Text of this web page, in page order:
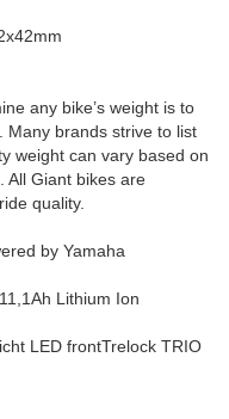
any bike’s weight is to
Many brands strive to list
weight can vary based on
All Giant bikes are
quality.
by Yamaha
Lithium Ion
LED frontTrelock TRIO